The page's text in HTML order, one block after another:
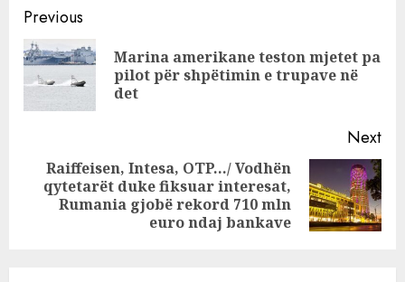
Pogradec,
shtrenjtohen dhe
çmimet e
ushqimeve
Continue
Reading
Previous
Marina amerikane teston mjetet pa
pilot për shpëtimin e trupave në
det
Next
Next
post:
Raiffeisen, Intesa, OTP…/ Vodhën
qytetarët duke fiksuar interesat,
Rumania gjobë rekord 710 mln
euro ndaj bankave